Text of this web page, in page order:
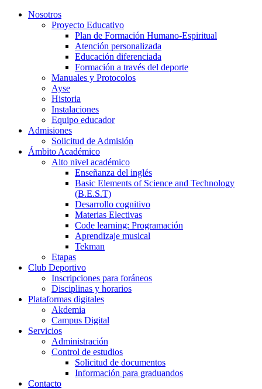
Nosotros
Proyecto Educativo
Plan de Formación Humano-Espiritual
Atención personalizada
Educación diferenciada
Formación a través del deporte
Manuales y Protocolos
Ayse
Historia
Instalaciones
Equipo educador
Admisiones
Solicitud de Admisión
Ámbito Académico
Alto nivel académico
Enseñanza del inglés
Basic Elements of Science and Technology
(B.E.S.T)
Desarrollo cognitivo
Materias Electivas
Code learning: Programación
Aprendizaje musical
Tekman
Etapas
Club Deportivo
Inscripciones para foráneos
Disciplinas y horarios
Plataformas digitales
Akdemia
Campus Digital
Servicios
Administración
Control de estudios
Solicitud de documentos
Información para graduandos
Contacto